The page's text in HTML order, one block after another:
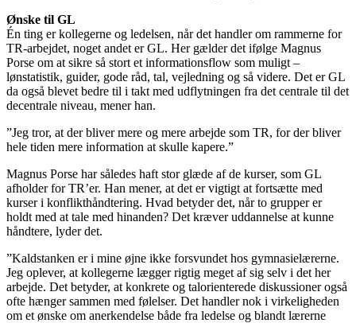
Ønske til GL
Én ting er kollegerne og ledelsen, når det handler om rammerne for
TR-arbejdet, noget andet er GL. Her gælder det ifølge Magnus
Porse om at sikre så stort et informationsflow som muligt –
lønstatistik, guider, gode råd, tal, vejledning og så videre. Det er GL
da også blevet bedre til i takt med udflytningen fra det centrale til det
decentrale niveau, mener han.
”Jeg tror, at der bliver mere og mere arbejde som TR, for der bliver
hele tiden mere information at skulle kapere.”
Magnus Porse har således haft stor glæde af de kurser, som GL
afholder for TR’er. Han mener, at det er vigtigt at fortsætte med
kurser i konflikthåndtering. Hvad betyder det, når to grupper er
holdt med at tale med hinanden? Det kræver uddannelse at kunne
håndtere, lyder det.
”Kaldstanken er i mine øjne ikke forsvundet hos gymnasielærerne.
Jeg oplever, at kollegerne lægger rigtig meget af sig selv i det her
arbejde. Det betyder, at konkrete og talorienterede diskussioner også
ofte hænger sammen med følelser. Det handler nok i virkeligheden
om et ønske om anerkendelse både fra ledelse og blandt lærerne